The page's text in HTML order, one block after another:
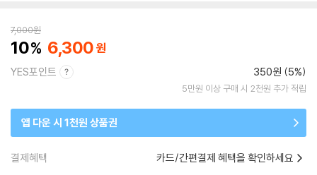
7,000원
10 6,300
YES포인트 350원 (5%)
5만원 이상 구매 시 2천원 추가 적립
앱 다운 시 1천원 상품권
결제혜택 카드/간편결제 혜택을 확인하세요